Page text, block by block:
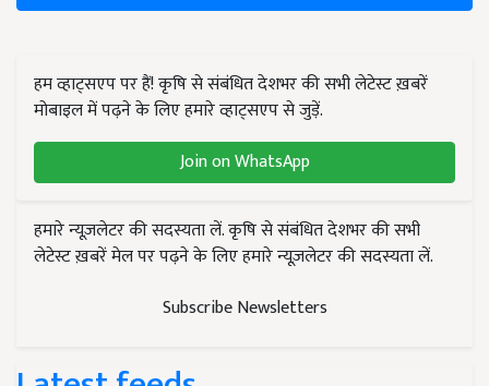
हम व्हाट्सएप पर हैं! कृषि से संबंधित देशभर की सभी लेटेस्ट ख़बरें
मोबाइल में पढ़ने के लिए हमारे व्हाट्सएप से जुड़ें.
Join on WhatsApp
हमारे न्यूज़लेटर की सदस्यता लें. कृषि से संबंधित देशभर की सभी
लेटेस्ट ख़बरें मेल पर पढ़ने के लिए हमारे न्यूज़लेटर की सदस्यता लें.
Subscribe Newsletters